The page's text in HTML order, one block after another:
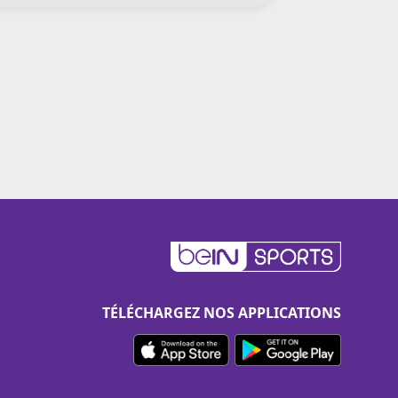
TÉLÉCHARGEZ NOS APPLICATIONS